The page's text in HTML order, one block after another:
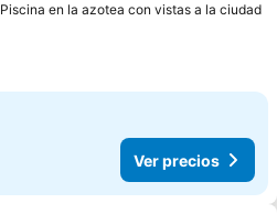
Piscina en la azotea con vistas a la ciudad
Ver precios